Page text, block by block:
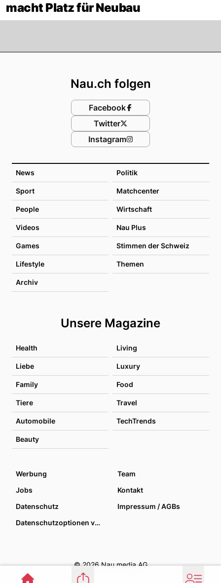
macht Platz für Neubau
News Politik
Sport Matchcenter
People Wirtschaft
Videos Nau Plus
Games Stimmen der Schweiz
Lifestyle Themen
Archiv
Unsere Magazine
Health Living
Liebe Luxury
Family Food
Tiere Travel
Automobile TechTrends
Beauty
Nau.ch folgen
Facebook
Twitter
Instagram
Werbung
Team
Jobs
Kontakt
Datenschutz
Impressum / AGBs
Datenschutzoptionen verwalten
© 2026 Nau media AG